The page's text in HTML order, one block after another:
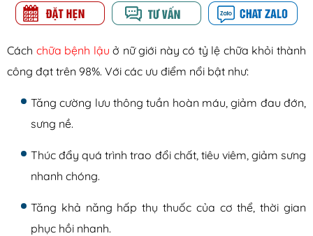
Cách chữa bệnh lậu ở nữ giới này có tỷ lệ chữa khỏi thành
công đạt trên 98%. Với các ưu điểm nổi bật như:
Tăng cường lưu thông tuần hoàn máu, giảm đau đớn,
sưng nề.
Thúc đẩy quá trình trao đổi chất, tiêu viêm, giảm sưng
nhanh chóng.
Tăng khả năng hấp thụ thuốc của cơ thể, thời gian
phục hồi nhanh.